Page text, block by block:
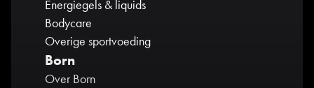
Energiegels & liquids
Bodycare
Overige sportvoeding
Born
Over Born